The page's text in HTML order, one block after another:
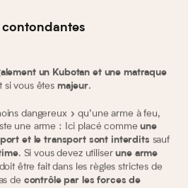
contondantes
un Kubotan et une matraque
si vous êtes majeur.
dangereux » qu’une arme à feu,
une arme : Ici placé commeune
port et le transport sont interdits sauf
. Si vous devez utiliserune arme
être fait dans les règles strictes de
de contrôle par les forces de